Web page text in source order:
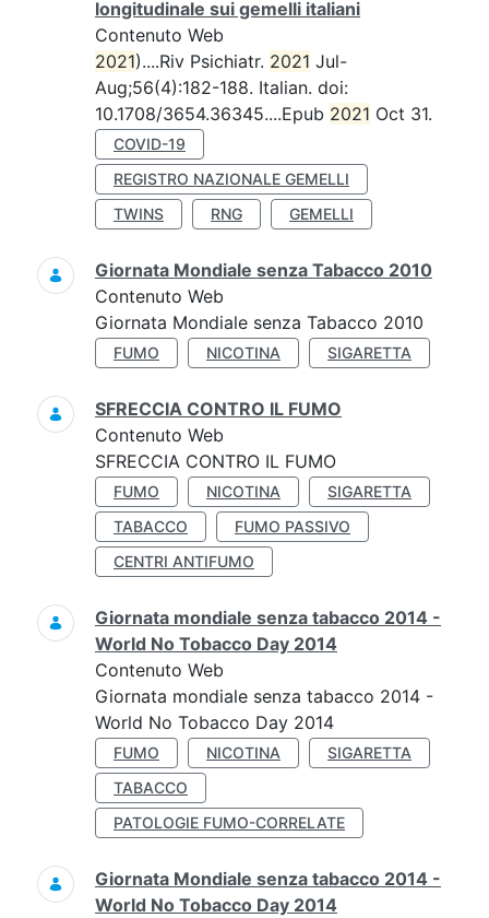
longitudinale sui gemelli italiani
Contenuto Web
2021)....Riv Psichiatr. 2021 Jul-
Aug;56(4):182-188. Italian. doi:
10.1708/3654.36345....Epub 2021 Oct 31.
COVID-19
REGISTRO NAZIONALE GEMELLI
TWINS
RNG GEMELLI
Giornata Mondiale senza Tabacco 2010
Contenuto Web
Giornata Mondiale senza Tabacco 2010
FUMO NICOTINA SIGARETTA
SFRECCIA CONTRO IL FUMO
Contenuto Web
SFRECCIA CONTRO IL FUMO
FUMO NICOTINA
SIGARETTA
TABACCO
FUMO PASSIVO
CENTRI ANTIFUMO
Giornata mondiale senza tabacco 2014 -
World No Tobacco Day 2014
Contenuto Web
Giornata mondiale senza tabacco 2014 -
World No Tobacco Day 2014
FUMO NICOTINA
SIGARETTA
TABACCO
PATOLOGIE FUMO-CORRELATE
Giornata Mondiale senza tabacco 2014 -
World No Tobacco Day 2014